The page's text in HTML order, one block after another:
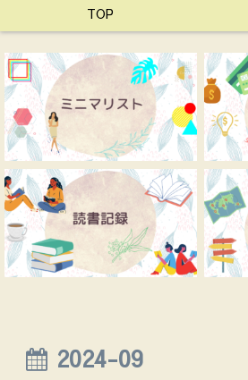
TOP
2024-09